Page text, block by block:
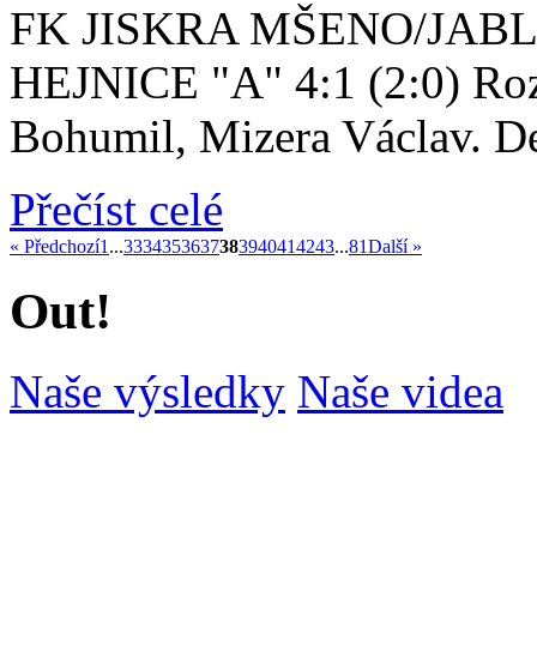
FK JISKRA MŠENO/
HEJNICE "A" 4:1 (2:0)
Bohumil, Mizera Václav.
Přečíst celé
« Předchozí1 ...3334353637383940414243...81Další »
Out!
Naše výsledky Naše videa